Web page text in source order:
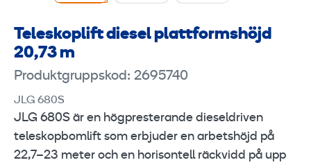
Teleskoplift diesel plattformshöjd
20,73 m
Produktgruppskod: 2695740
JLG 680S
JLG 680S är en högpresterande dieseldriven
teleskopbomlift som erbjuder en arbetshöjd på
22,7–23 meter och en horisontell räckvidd på upp